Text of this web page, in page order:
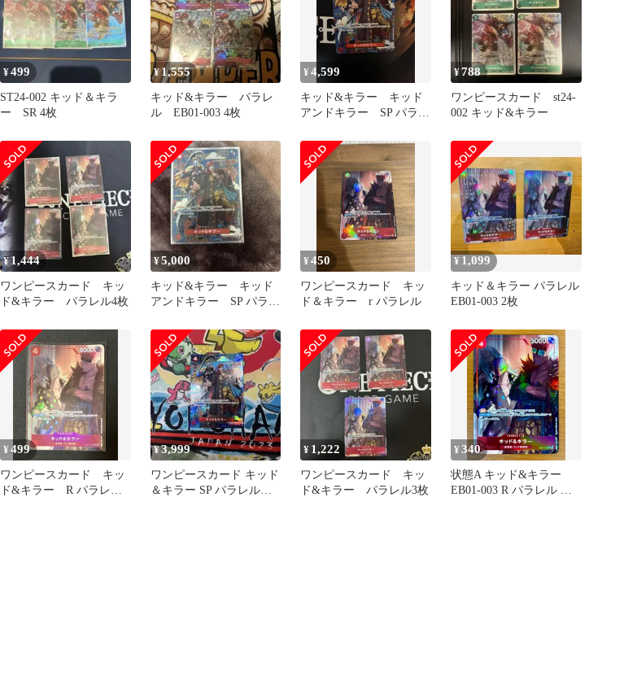
¥499
ST24-002 キッド＆キラ
ー SR 4枚
¥1,555
キッド&キラー パラレ
ル EB01-003 4枚
¥4,599
キッド&キラー キッド
アンドキラー SP パラレ
¥788
ワンピースカード st24-
002 キッド&キラー
¥1,444
ワンピースカード キッ
ド&キラー パラレル4枚
¥5,000
キッド&キラー キッド
アンドキラー SP パラレ
¥450
ワンピースカード キッ
ド＆キラー r パラレル
¥ 1,099
キッド＆キラー パラレル
EB01-003 2枚
¥499
ワンピースカード キッ
ド&キラー R パラレ
¥3,999
ワンピースカード キッド
＆キラー SP パラレル
¥ 1,222
ワンピースカード キッ
ド&キラー パラレル3枚
¥340
状態A キッド&キラー
EB01-003 R パラレル ★